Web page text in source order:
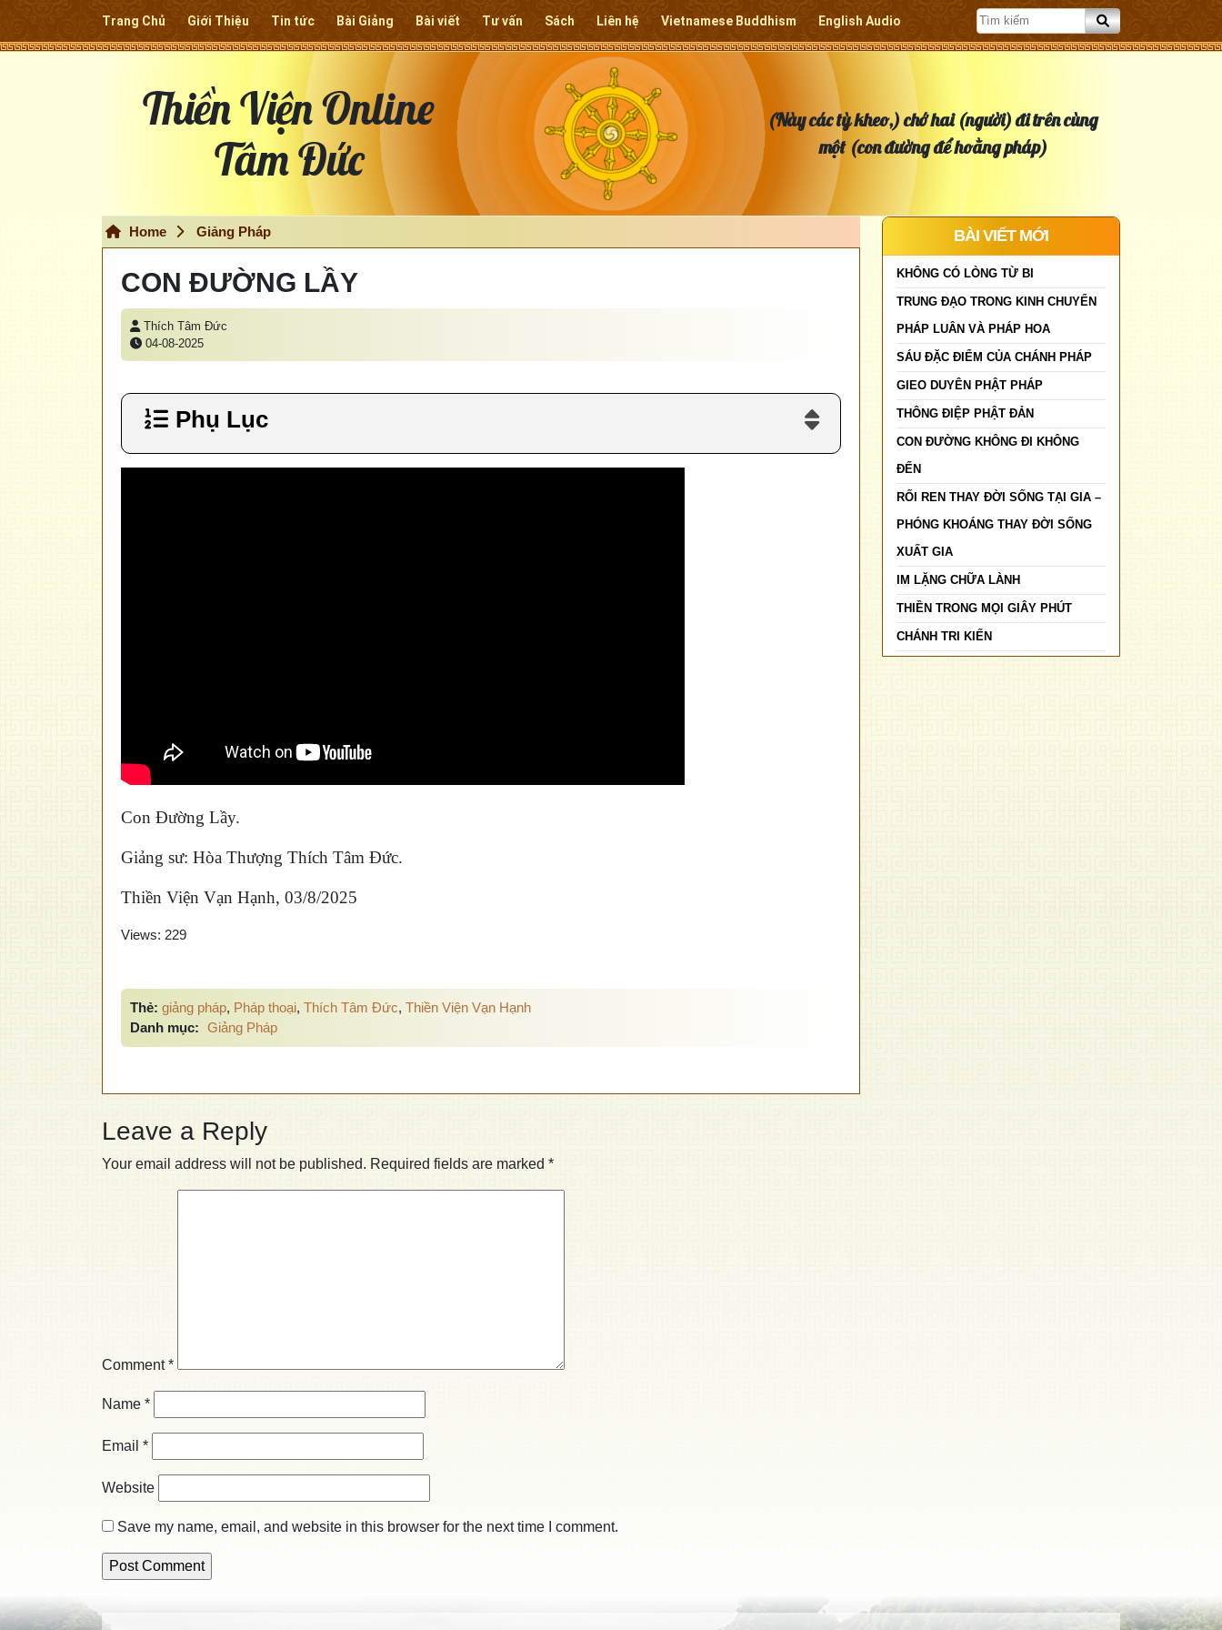
Trang Chủ Giới Thiệu Tin tức Bài Giảng Bài viết Tư vấn Sách Liên hệ Vietnamese Buddhism English Audio
Thiền Viện Online
Tâm Đức
(Này các tỳ kheo,) chớ hai (người) đi trên cùng
một (con đường để hoằng pháp)
Home Giảng Pháp
CON ĐƯỜNG LẦY
Thích Tâm Đức
04-08-2025
Phụ Lục
Con Đường Lầy.
Giảng sư: Hòa Thượng Thích Tâm Đức.
Thiền Viện Vạn Hạnh, 03/8/2025
Views: 229
Thẻ: giảng pháp, Pháp thoại, Thích Tâm Đức, Thiền Viện Vạn Hạnh
Danh mục: Giảng Pháp
Leave a Reply
Your email address will not be published. Required fields are marked *
Comment*
Name *
Email *
Website
Save my name, email, and website in this browser for the next time I comment.
BÀI VIẾT MỚI
KHÔNG CÓ LÒNG TỪ BI
TRUNG ĐẠO TRONG KINH CHUYỂN
PHÁP LUÂN VÀ PHÁP HOA
SÁU ĐẶC ĐIỂM CỦA CHÁNH PHÁP
GIEO DUYÊN PHẬT PHÁP
THÔNG ĐIỆP PHẬT ĐẢN
CON ĐƯỜNG KHÔNG ĐI KHÔNG
ĐẾN
RỐI REN THAY ĐỜI SỐNG TẠI GIA –
PHÓNG KHOÁNG THAY ĐỜI SỐNG
XUẤT GIA
IM LẶNG CHỮA LÀNH
THIỀN TRONG MỌI GIÂY PHÚT
CHÁNH TRI KIẾN